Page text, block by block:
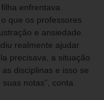
enfrentava
que os professores
e ansiedade.
realmente ajudar
precisava, a situação
disciplinas e isso se
notas”, conta.